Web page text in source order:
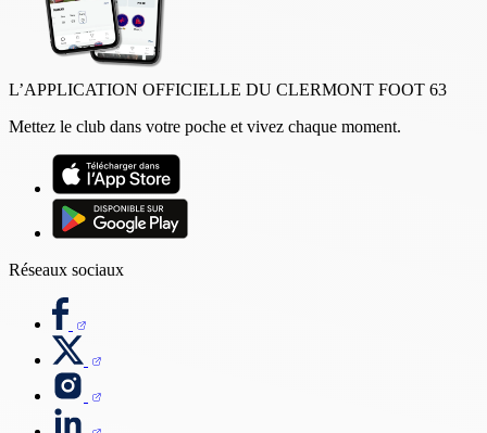
L’APPLICATION OFFICIELLE DU CLERMONT FOOT 63
Mettez le club dans votre poche et vivez chaque moment.
Réseaux sociaux